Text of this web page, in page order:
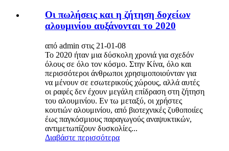
Οι πωλήσεις και η ζήτηση δοχείων
αλουμινίου αυξάνονται το 2020
από admin στις 21-01-08
Το 2020 ήταν μια δύσκολη χρονιά για σχεδόν
όλους σε όλο τον κόσμο. Στην Κίνα, όλο και
περισσότεροι άνθρωποι χρησιμοποιούνταν για
να μένουν σε εσωτερικούς χώρους, αλλά αυτές
οι ραφές δεν έχουν μεγάλη επίδραση στη ζήτηση
του αλουμινίου. Εν τω μεταξύ, οι χρήστες
κουτιών αλουμινίου, από βιοτεχνικές ζυθοποιίες
έως παγκόσμιους παραγωγούς αναψυκτικών,
αντιμετωπίζουν δυσκολίες...
Διαβάστε περισσότερα